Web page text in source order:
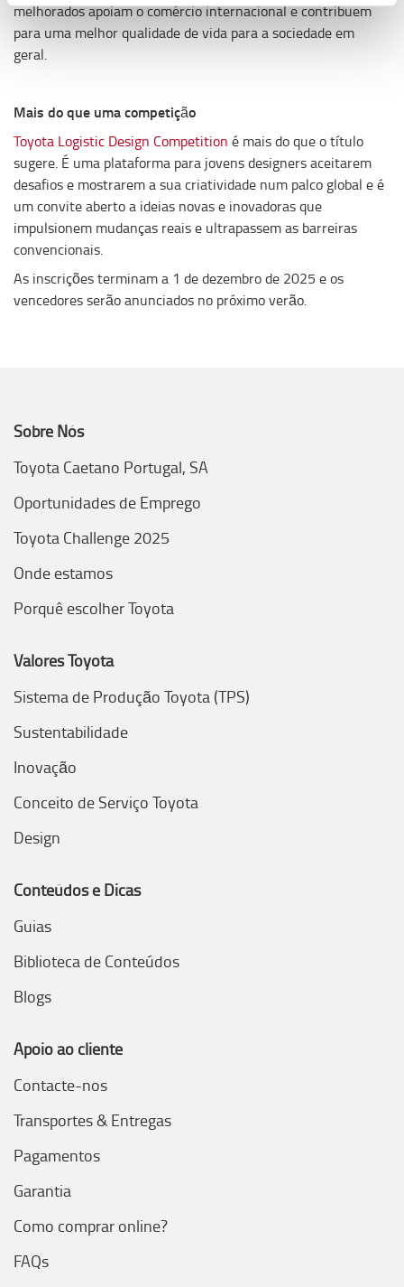
melhorados apoiam o comércio internacional e contribuem
para uma melhor qualidade de vida para a sociedade em
geral.
Mais do que uma competição
Toyota Logistic Design Competition é mais do que o título
sugere. É uma plataforma para jovens designers aceitarem
desafios e mostrarem a sua criatividade num palco global e é
um convite aberto a ideias novas e inovadoras que
impulsionem mudanças reais e ultrapassem as barreiras
convencionais.
As inscrições terminam a 1 de dezembro de 2025 e os
vencedores serão anunciados no próximo verão.
Sobre Nós
Toyota Caetano Portugal, SA
Oportunidades de Emprego
Toyota Challenge 2025
Onde estamos
Porquê escolher Toyota
Valores Toyota
Sistema de Produção Toyota (TPS)
Sustentabilidade
Inovação
Conceito de Serviço Toyota
Design
Conteúdos e Dicas
Guias
Biblioteca de Conteúdos
Blogs
Apoio ao cliente
Contacte-nos
Transportes & Entregas
Pagamentos
Garantia
Como comprar online?
FAQs